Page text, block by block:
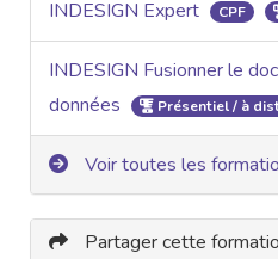
INDESIGN Expert CPF
INDESIGN Fusionner le
données
Présentiel / à
Voir toutes les
Partager cette